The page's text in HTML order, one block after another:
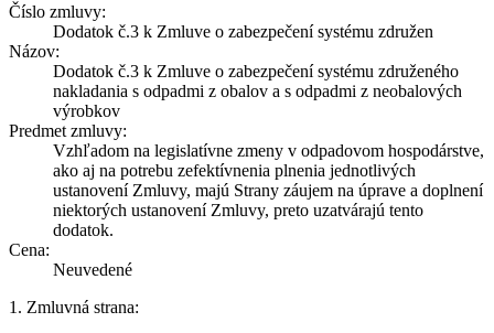
Číslo zmluvy:
Dodatok č.3 k Zmluve o zabezpečení systému združen
Názov:
Dodatok č.3 k Zmluve o zabezpečení systému združeného
nakladania s odpadmi z obalov a s odpadmi z neobalových
výrobkov
Predmet zmluvy:
Vzhľadom na legislatívne zmeny v odpadovom hospodárstve,
ako aj na potrebu zefektívnenia plnenia jednotlivých
ustanovení Zmluvy, majú Strany záujem na úprave a doplnení
niektorých ustanovení Zmluvy, preto uzatvárajú tento
dodatok.
Cena:
Neuvedené
1. Zmluvná strana: